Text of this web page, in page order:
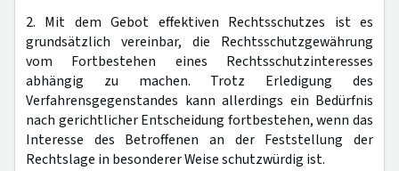
2. Mit dem Gebot effektiven Rechtsschutzes ist es
grundsätzlich vereinbar, die Rechtsschutzgewährung
vom Fortbestehen eines Rechtsschutzinteresses
abhängig zu machen. Trotz Erledigung des
Verfahrensgegenstandes kann allerdings ein Bedürfnis
nach gerichtlicher Entscheidung fortbestehen, wenn das
Interesse des Betroffenen an der Feststellung der
Rechtslage in besonderer Weise schutzwürdig ist.